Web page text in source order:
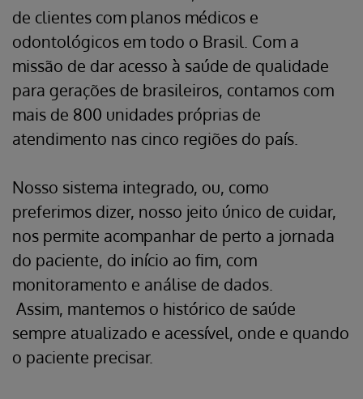
de clientes com planos médicos e
odontológicos em todo o Brasil. Com a
missão de dar acesso à saúde de qualidade
para gerações de brasileiros, contamos com
mais de 800 unidades próprias de
atendimento nas cinco regiões do país.
Nosso sistema integrado, ou, como
preferimos dizer, nosso jeito único de cuidar,
nos permite acompanhar de perto a jornada
do paciente, do início ao fim, com
monitoramento e análise de dados.
Assim, mantemos o histórico de saúde
sempre atualizado e acessível, onde e quando
o paciente precisar.